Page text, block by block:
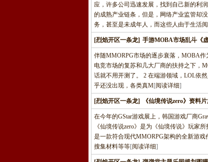
应，许多公司迅速发展，找到自己新的利
的成熟产业链条，但是，网络产业监管却
务，甚至是未成年人，而这些人由于生活
[烈焰开区一条龙] 手游MOBA市场乱斗《
伴随MMORPG市场的逐步衰落，MOBA
电竞市场的复苏和几大厂商的扶持之下，
话就不用开测了。 2 在端游领域，LOL依
乎还没出现，各类真M[阅读详细]
[烈焰开区一条龙] 《仙境传说zero》资料
在今年的GStar游戏展上，韩国游戏厂商
《仙境传说zero》是为《仙境传说》玩家
是一款符合现代MMORPG架构的全新游
搜集材料等等[阅读详细]